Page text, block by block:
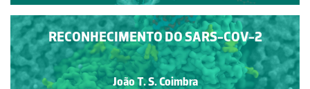
RECONHECIMENTO DO SARS-COV-2
João T. S. Coimbra